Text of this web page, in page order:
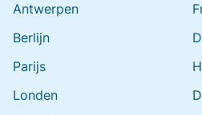
Antwerpen
Berlijn
Parijs
Londen